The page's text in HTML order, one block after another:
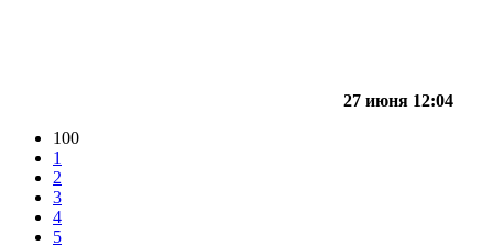
27 июня 12:04
100
1
2
3
4
5